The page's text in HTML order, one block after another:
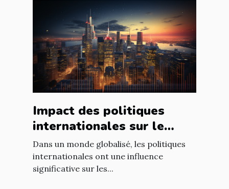
Impact des politiques
internationales sur le
marché immobilier
français
Dans un monde globalisé, les politiques
internationales ont une influence
significative sur les...